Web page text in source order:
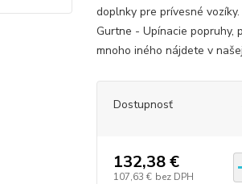
doplnky pre prívesné
Gurtne - Upínacie popruhy,
mnoho iného nájdete v
Dostupnosť
132,38 €
107,63 € bez DPH